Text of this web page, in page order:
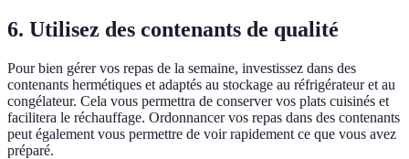
6. Utilisez des contenants de qualité
Pour bien gérer vos repas de la semaine, investissez dans des
contenants hermétiques et adaptés au stockage au réfrigérateur et au
congélateur. Cela vous permettra de conserver vos plats cuisinés et
facilitera le réchauffage. Ordonnancer vos repas dans des contenants
peut également vous permettre de voir rapidement ce que vous avez
préparé.